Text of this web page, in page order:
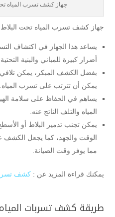
جهاز كشف تسرب المياه
جهاز كشف تسرب المياه تحت البلاط
يساعد هذا الجهاز في اكتشاف
أضرار كبيرة للمباني والبنية التحتية.
بفضل الكشف المبكر، يمكن تلافي
يمكن أن تترتب على تسرب المياه.
يساهم في الحفاظ على سلامة
المياه والتلف الناتج عنه.
يمكن تجنب تدمير البلاط أو
الوقت والجهد، كما يجعل الكشف
مما يوفر وقت الصيانة.
يمكنك قراءة المزيد عن : كشف
طريقة كشف تسربات المياه